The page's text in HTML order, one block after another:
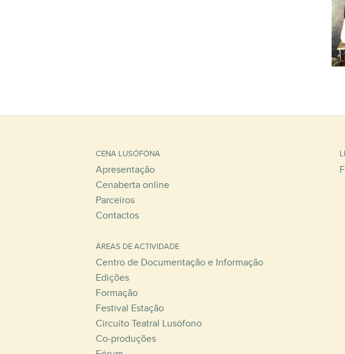
CENA LUSÓFONA
Apresentação
Cenaberta online
Parceiros
Contactos
ÁREAS DE ACTIVIDADE
Centro de Documentação e Informação
Edições
Formação
Festival Estação
Circuito Teatral Lusófono
Co-produções